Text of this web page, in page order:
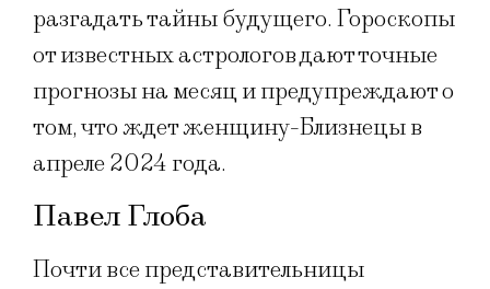
разгадать тайны будущего. Гороскопы
от известных астрологов дают точные
прогнозы на месяц и предупреждают о
том, что ждет женщину-Близнецы в
апреле 2024 года.
Павел Глоба
Почти все представительницы